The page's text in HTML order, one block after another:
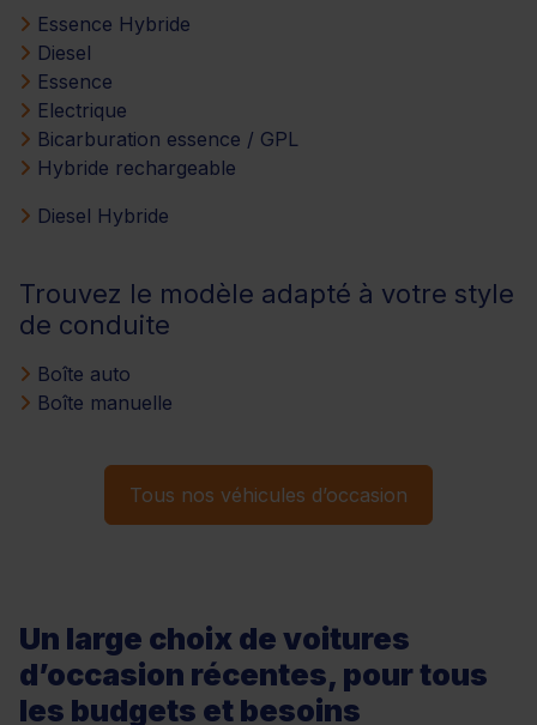
Essence Hybride
Diesel
Essence
Electrique
Bicarburation essence / GPL
Hybride rechargeable
Diesel Hybride
Trouvez le modèle adapté à votre style
de conduite
Boîte auto
Boîte manuelle
Tous nos véhicules d’occasion
Un large choix de voitures
d’occasion récentes, pour tous
les budgets et besoins